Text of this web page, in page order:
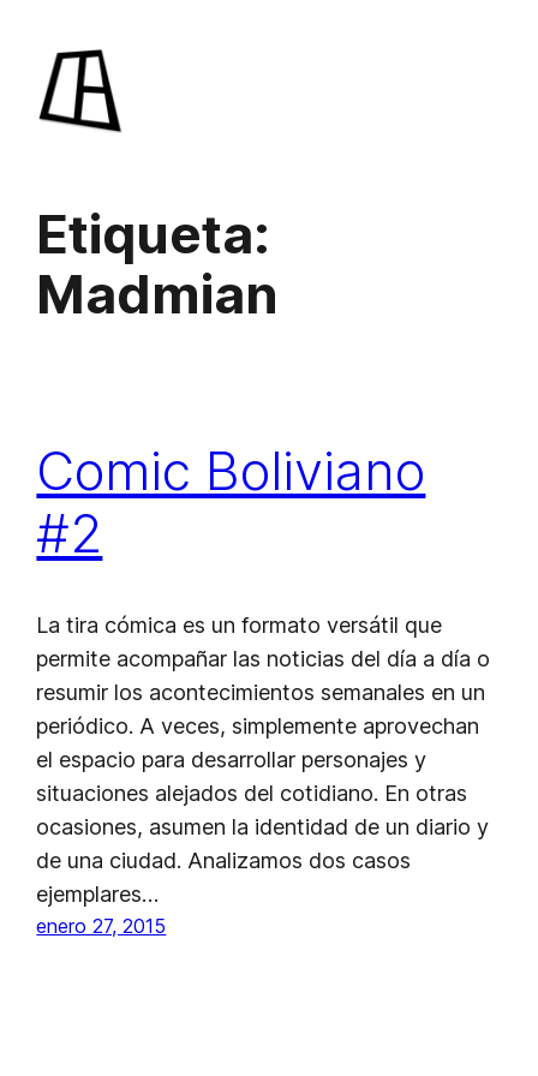
contenido
Etiqueta:
Madmian
Comic Boliviano
#2
La tira cómica es un formato versátil que
permite acompañar las noticias del día a día o
resumir los acontecimientos semanales en un
periódico. A veces, simplemente aprovechan
el espacio para desarrollar personajes y
situaciones alejados del cotidiano. En otras
ocasiones, asumen la identidad de un diario y
de una ciudad. Analizamos dos casos
ejemplares…
enero 27, 2015